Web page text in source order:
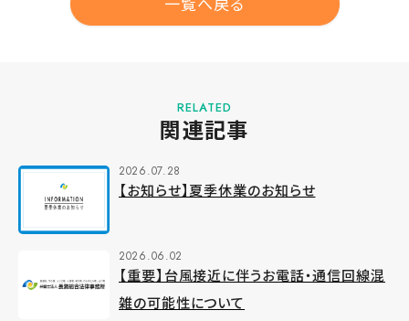
RELATED
関連記事
2026.07.28
【お知らせ】夏季休業のお知らせ
2026.06.02
【重要】台風接近に伴うお電話・通信回線混
雑の可能性について